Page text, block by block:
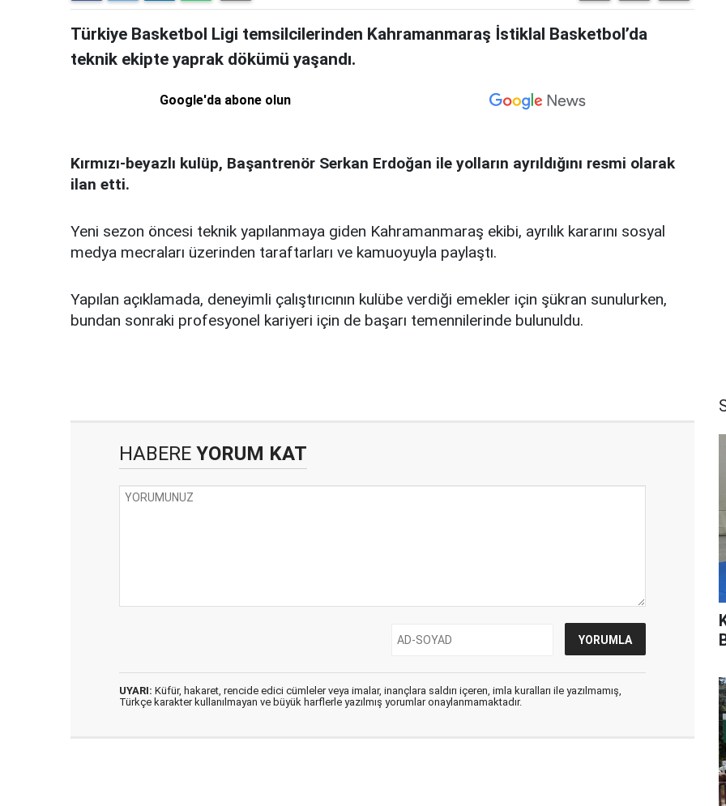
Türkiye Basketbol Ligi temsilcilerinden Kahramanmaraş İstiklal Basketbol’da
teknik ekipte yaprak dökümü yaşandı.
Google'da abone olun
Kırmızı-beyazlı kulüp, Başantrenör Serkan Erdoğan ile yolların ayrıldığını resmi olarak
ilan etti.
Yeni sezon öncesi teknik yapılanmaya giden Kahramanmaraş ekibi, ayrılık kararını sosyal
medya mecraları üzerinden taraftarları ve kamuoyuyla paylaştı.
Yapılan açıklamada, deneyimli çalıştırıcının kulübe verdiği emekler için şükran sunulurken,
bundan sonraki profesyonel kariyeri için de başarı temennilerinde bulunuldu.
HABERE YORUM KAT
UYARI: Küfür, hakaret, rencide edici cümleler veya imalar, inançlara saldırı içeren, imla kuralları ile yazılmamış,
Türkçe karakter kullanılmayan ve büyük harflerle yazılmış yorumlar onaylanmamaktadır.